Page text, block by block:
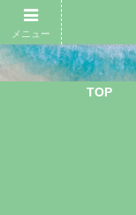
TOP
メニュー